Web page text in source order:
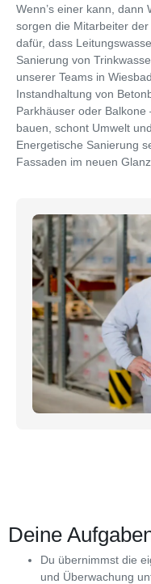
Wenn’s einer kann, dann
sorgen die Mitarbeiter
dafür, dass
Sanierung von
unserer Teams in
Instandhaltung von
Parkhäuser oder
bauen, schont Umwelt
Energetische Sanierung
Fassaden im neuen
Deine
Du übernimmst die
und Überwachung